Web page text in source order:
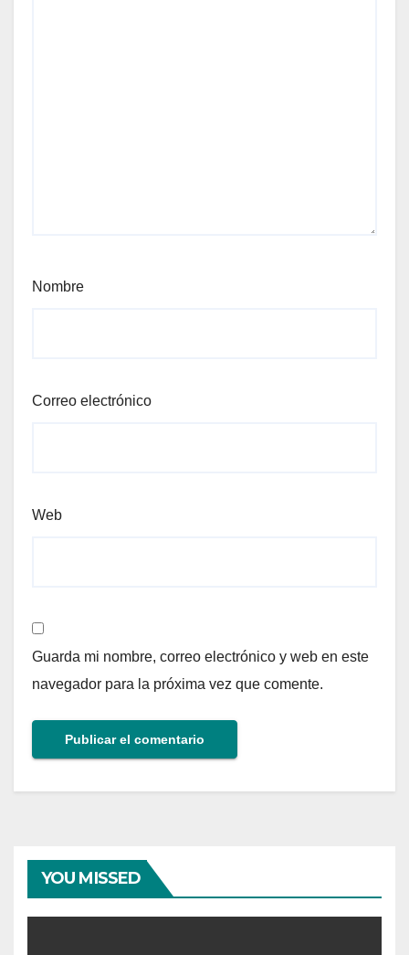
Nombre
Correo electrónico
Web
Guarda mi nombre, correo electrónico y web en este
navegador para la próxima vez que comente.
YOU MISSED